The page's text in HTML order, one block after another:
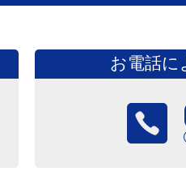
お電話に